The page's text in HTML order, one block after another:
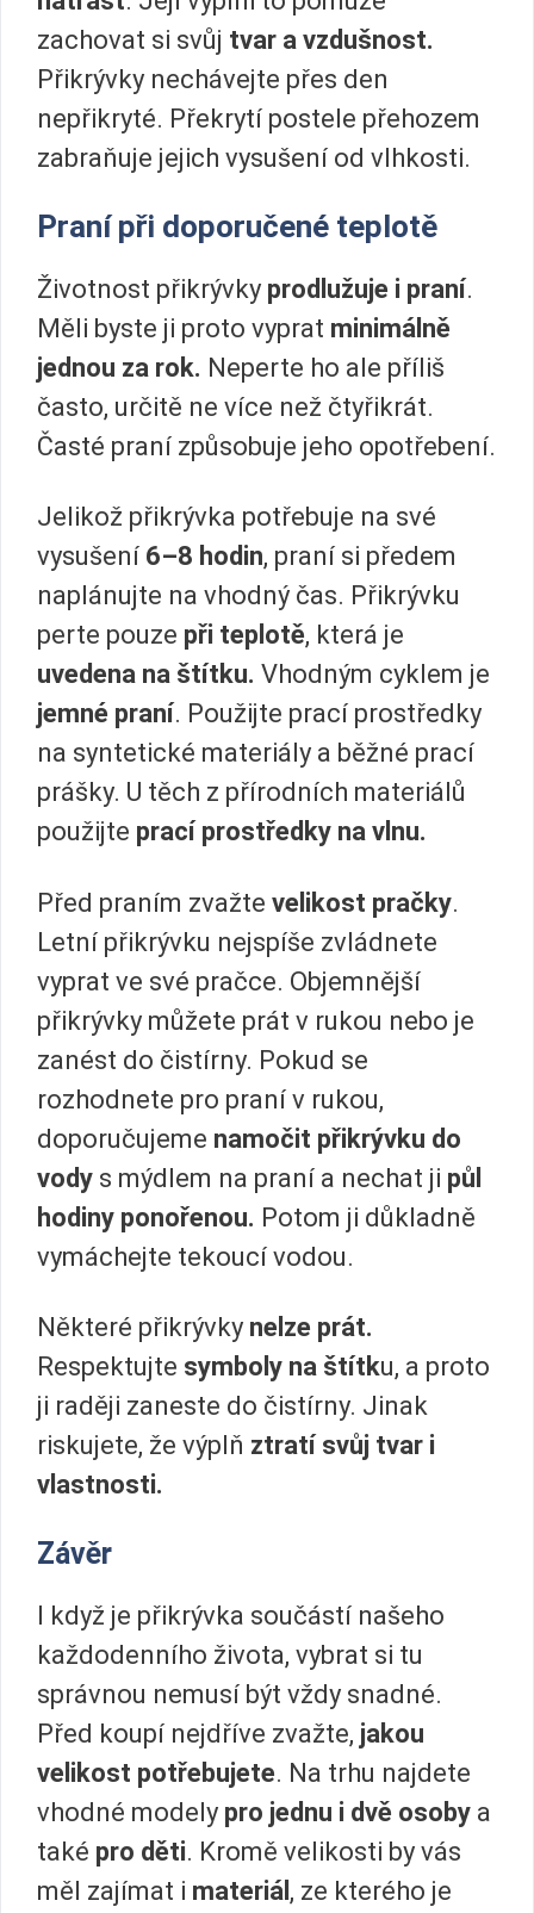
zachovat si svůj tvar a vzdušnost.
Přikrývky nechávejte přes den
nepřikryté. Překrytí postele přehozem
zabraňuje jejich vysušení od vlhkosti.
Praní při doporučené teplotě
Životnost přikrývky prodlužuje i praní.
Měli byste ji proto vyprat minimálně
jednou za rok. Neperte ho ale příliš
často, určitě ne více než čtyřikrát.
Časté praní způsobuje jeho opotřebení.
Jelikož přikrývka potřebuje na své
vysušení 6–8 hodin, praní si předem
naplánujte na vhodný čas. Přikrývku
perte pouze při teplotě, která je
uvedena na štítku. Vhodným cyklem je
jemné praní. Použijte prací prostředky
na syntetické materiály a běžné prací
prášky. U těch z přírodních materiálů
použijte prací prostředky na vlnu.
Před praním zvažte velikost pračky.
Letní přikrývku nejspíše zvládnete
vyprat ve své pračce. Objemnější
přikrývky můžete prát v rukou nebo je
zanést do čistírny. Pokud se
rozhodnete pro praní v rukou,
doporučujeme namočit přikrývku do
vody s mýdlem na praní a nechat ji půl
hodiny ponořenou. Potom ji důkladně
vymáchejte tekoucí vodou.
Některé přikrývky nelze prát.
Respektujte symboly na štítku, a proto
ji raději zaneste do čistírny. Jinak
riskujete, že výplň ztratí svůj tvar i
vlastnosti.
Závěr
I když je přikrývka součástí našeho
každodenního života, vybrat si tu
správnou nemusí být vždy snadné.
Před koupí nejdříve zvažte, jakou
velikost potřebujete. Na trhu najdete
vhodné modely pro jednu i dvě osoby a
také pro děti. Kromě velikosti by vás
měl zajímat i materiál , ze kterého je